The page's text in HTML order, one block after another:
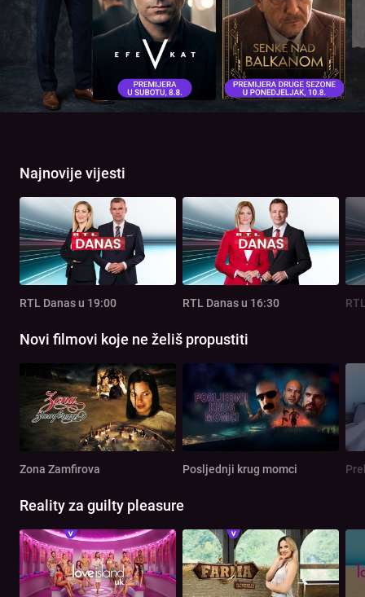
Najnovije vijesti
RTL Danas u 19:00 RTL Danas u 16:30
Novi filmovi koje ne želiš propustiti
Zona Zamfirova Posljednji krug momci
Reality za guilty pleasure